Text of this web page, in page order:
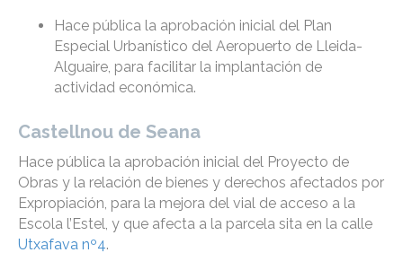
Hace pública la aprobación inicial del Plan
Especial Urbanístico del Aeropuerto de Lleida-
Alguaire, para facilitar la implantación de
actividad económica.
Castellnou de Seana
Hace pública la aprobación inicial del Proyecto de
Obras y la relación de bienes y derechos afectados por
Expropiación, para la mejora del vial de acceso a la
Escola l’Estel, y que afecta a la parcela sita en la calle
Utxafava nº4.